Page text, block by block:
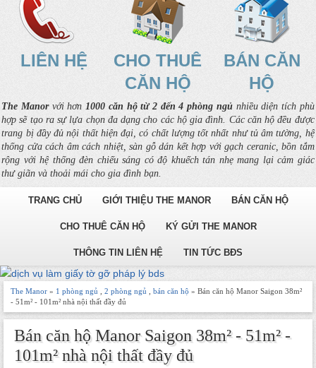
LIÊN HỆ
CHO THUÊ
CĂN HỘ
BÁN CĂN
HỘ
The Manorvới hơn1000 căn hộ từ 2 đến 4 phòng ngủnhiều diện tích phù
hợp sẽ tạo ra sự lựa chọn đa dạng cho các hộ gia đình. Các căn hộ đều được
trang bị đầy đủ nội thất hiện đại, có chất lượng tốt nhất như tủ âm tường, hệ
thống cửa cách âm cách nhiệt, sàn gỗ dán kết hợp với gạch ceranic, bồn tắm
rộng với hệ thống đèn chiếu sáng có độ khuếch tán nhẹ mang lại cảm giác
thư giãn và thoải mái cho gia đình bạn.
TRANG CHỦ GIỚI THIỆU THE MANOR BÁN CĂN HỘ
CHO THUÊ CĂN HỘ KÝ GỬI THE MANOR
THÔNG TIN LIÊN HỆ TIN TỨC BĐS
The Manor » 1 phòng ngủ 2 phòng ngủ bán căn hộ » Bán căn hộ Manor Saigon 38m²
- 51m² - 101m² nhà nội thất đầy đủ
Bán căn hộ Manor Saigon 38m² - 51m² -
101m² nhà nội thất đầy đủ